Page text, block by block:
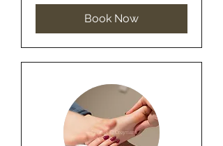
Book Now